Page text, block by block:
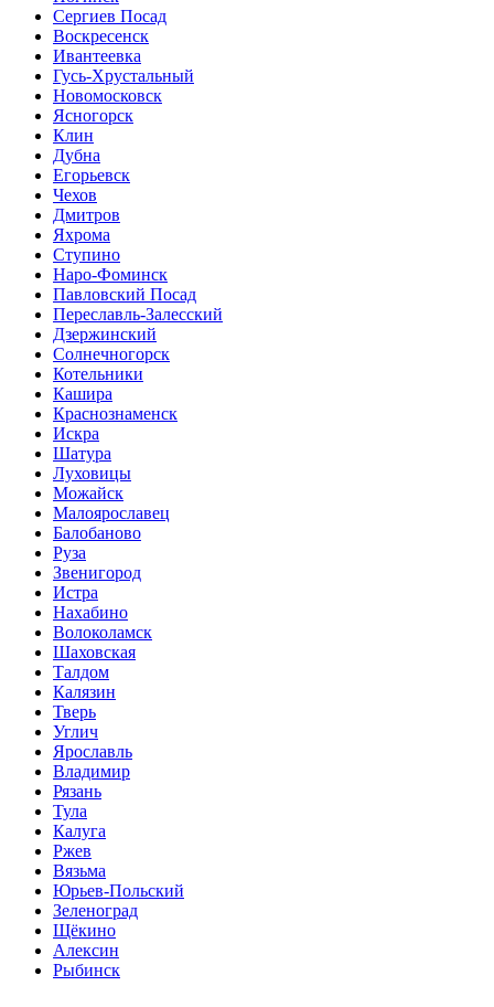
Сергиев Посад
Воскресенск
Ивантеевка
Гусь-Хрустальный
Новомосковск
Ясногорск
Клин
Дубна
Егорьевск
Чехов
Дмитров
Яхрома
Ступино
Наро-Фоминск
Павловский Посад
Переславль-Залесский
Дзержинский
Солнечногорск
Котельники
Кашира
Краснознаменск
Искра
Шатура
Луховицы
Можайск
Малоярославец
Балобаново
Руза
Звенигород
Истра
Нахабино
Волоколамск
Шаховская
Талдом
Калязин
Тверь
Углич
Ярославль
Владимир
Рязань
Тула
Калуга
Ржев
Вязьма
Юрьев-Польский
Зеленоград
Щёкино
Алексин
Рыбинск